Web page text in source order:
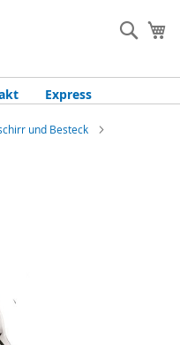
Express
und Besteck